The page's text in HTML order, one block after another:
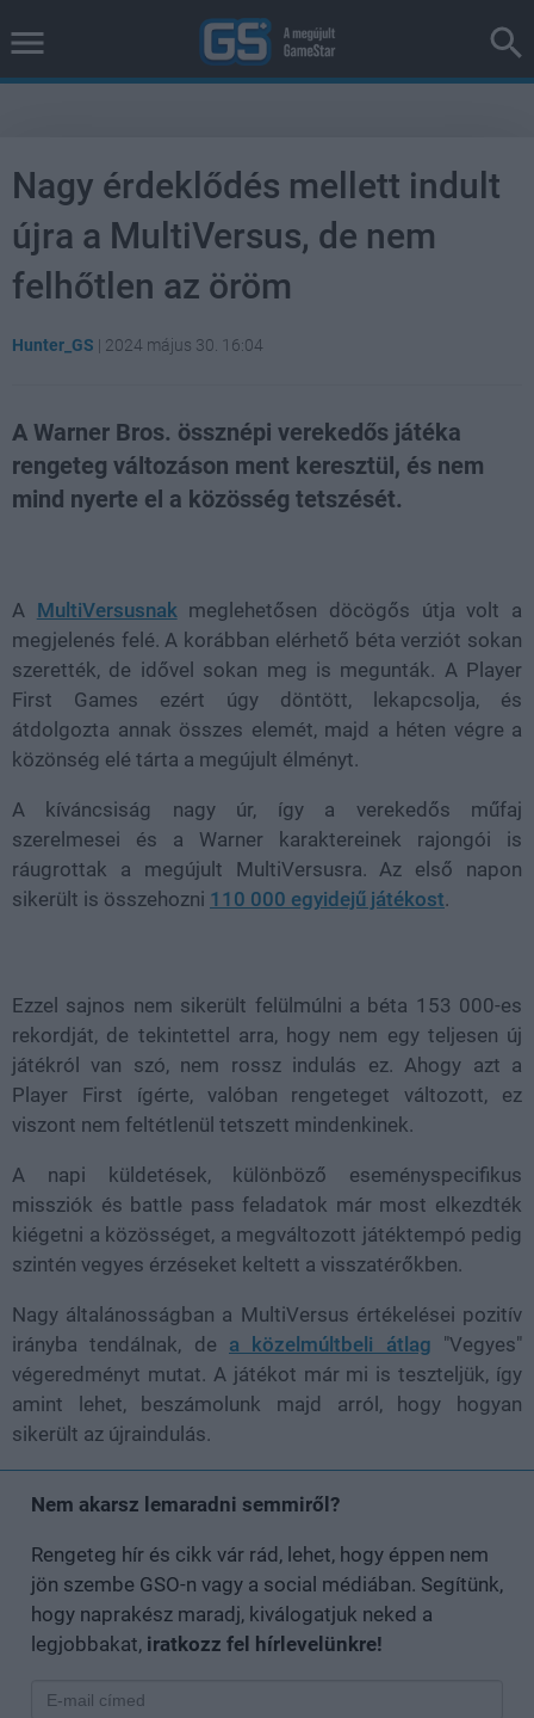
Nagy érdeklődés mellett indult
újra a MultiVersus, de nem
felhőtlen az öröm
Hunter_GS | 2024 május 30. 16:04
A Warner Bros. össznépi verekedős játéka
rengeteg változáson ment keresztül, és nem
mind nyerte el a közösség tetszését.
A MultiVersusnakmeglehetősen döcögős útja volt a
megjelenés felé. A korábban elérhető béta verziót sokan
szerették, de idővel sokan meg is megunták. A Player
First Games ezért úgy döntött, lekapcsolja, és
átdolgozta annak összes elemét, majd a héten végre a
közönség elé tárta a megújult élményt.
A kíváncsiság nagy úr, így a verekedős műfaj
szerelmesei és a Warner karaktereinek rajongói is
ráugrottak a megújult MultiVersusra. Az első napon
sikerült is összehozni 110 000 egyidejű játékost.
Ezzel sajnos nem sikerült felülmúlni a béta 153 000-es
rekordját, de tekintettel arra, hogy nem egy teljesen új
játékról van szó, nem rossz indulás ez. Ahogy azt a
Player First ígérte, valóban rengeteget változott, ez
viszont nem feltétlenül tetszett mindenkinek.
A napi küldetések, különböző eseményspecifikus
missziók és battle pass feladatok már most elkezdték
kiégetni a közösséget, a megváltozott játéktempó pedig
szintén vegyes érzéseket keltett a visszatérőkben.
Nagy általánosságban a MultiVersus értékelései pozitív
irányba tendálnak, de a közelmúltbeli átlag "Vegyes"
végeredményt mutat. A játékot már mi is teszteljük, így
amint lehet, beszámolunk majd arról, hogy hogyan
sikerült az újraindulás.
Nem akarsz lemaradni semmiről?
Rengeteg hír és cikk vár rád, lehet, hogy éppen nem
jön szembe GSO-n vagy a social médiában. Segítünk,
hogy naprakész maradj, kiválogatjuk neked a
legjobbakat, iratkozz fel hírlevelünkre!